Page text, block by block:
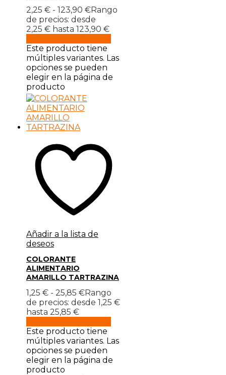
2,25 € - 123,90 €Rango
de precios: desde
2,25 € hasta 123,90 €
Este producto tiene
múltiples variantes. Las
opciones se pueden
elegir en la página de
producto
Añadir a la lista de
deseos
COLORANTE
ALIMENTARIO
AMARILLO TARTRAZINA
1,25 € - 25,85 €Rango
de precios: desde 1,25 €
hasta 25,85 €
Este producto tiene
múltiples variantes. Las
opciones se pueden
elegir en la página de
producto